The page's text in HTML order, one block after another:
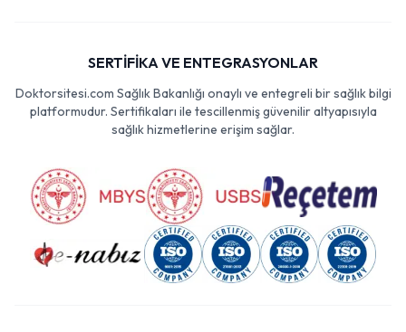
SERTİFİKA VE ENTEGRASYONLAR
Doktorsitesi.com Sağlık Bakanlığı onaylı ve entegreli bir sağlık bilgi
platformudur. Sertifikaları ile tescillenmiş güvenilir altyapısıyla
sağlık hizmetlerine erişim sağlar.